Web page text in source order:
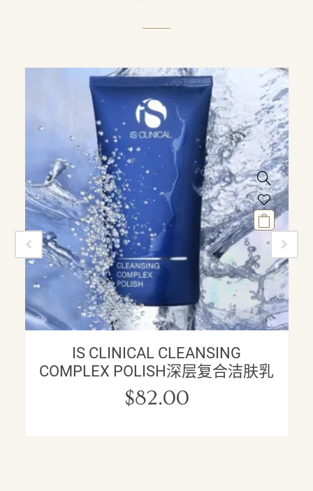
IS CLINICAL CLEANSING
COMPLEX POLISH深层复合洁肤乳
$82.00